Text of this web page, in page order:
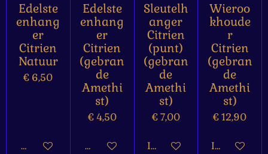
Edelste
enhang
er
Citrien
Natuur
€ 6,50
Houd mij op de hoogte
Edelste
enhang
er
Citrien
(gebran
de
Amethi
st)
€ 4,50
Bekijk details
Sleutelh
anger
Citrien
(punt)
(gebran
de
Amethi
st)
€ 7,00
In winkelwagen
Wieroo
khoude
r
Citrien
(gebran
de
Amethi
st)
€ 12,90
In